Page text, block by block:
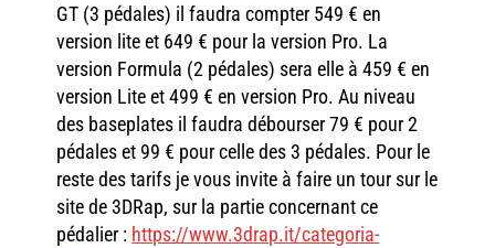
GT (3 pédales) il faudra compter 549 € en
version lite et 649 € pour la version Pro. La
version Formula (2 pédales) sera elle à 459 € en
version Lite et 499 € en version Pro. Au niveau
des baseplates il faudra débourser 79 € pour 2
pédales et 99 € pour celle des 3 pédales. Pour le
reste des tarifs je vous invite à faire un tour sur le
site de 3DRap, sur la partie concernant ce
pédalier : https://www.3drap.it/categoria-